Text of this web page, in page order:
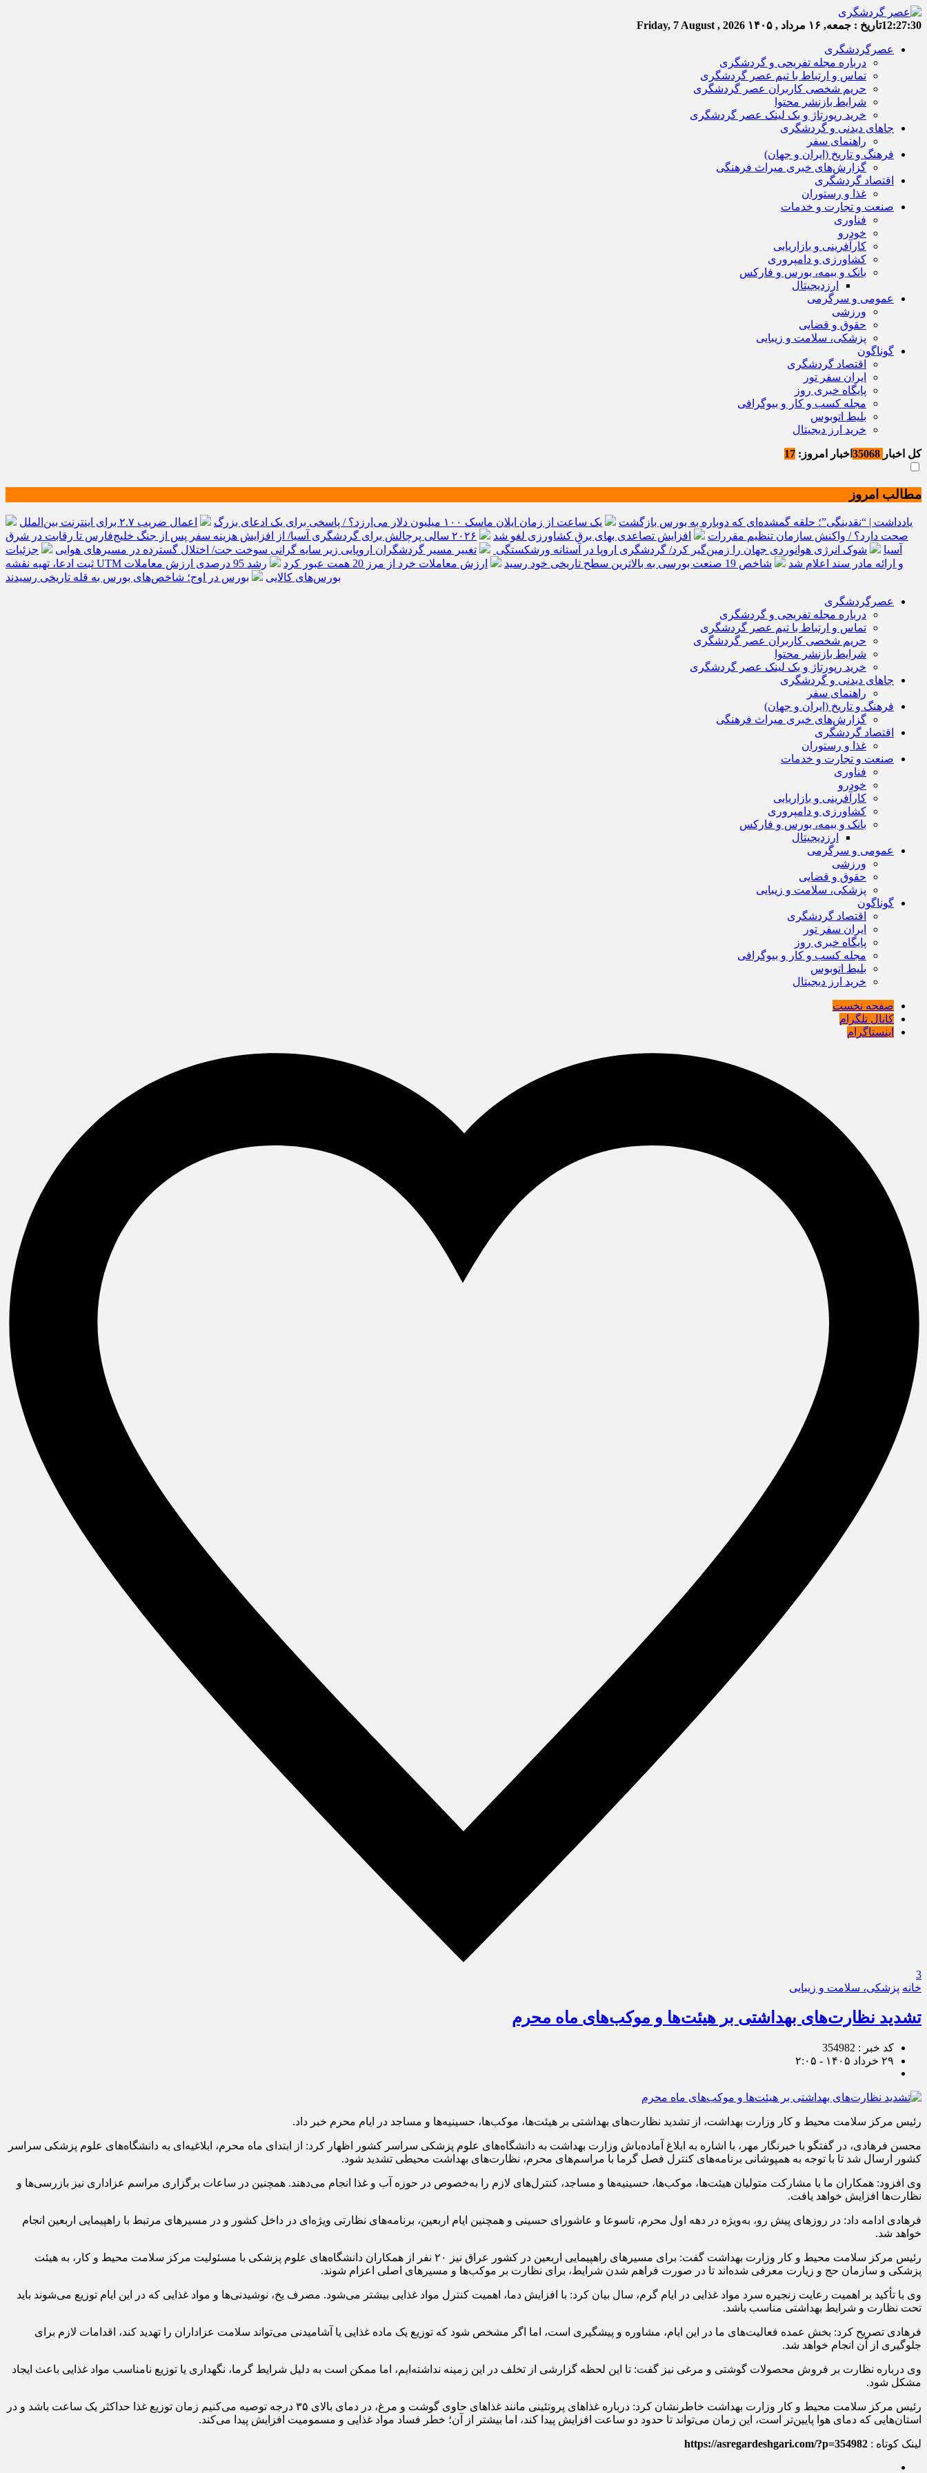
12:27:31تاریخ : جمعه, ۱۶ مرداد , ۱۴۰۵ Friday, 7 August , 2026
عصرگردشگری
درباره مجله تفریحی و گردشگری
تماس و ارتباط با تیم عصر گردشگری
حریم شخصی کاربران عصر گردشگری
شرایط بازنشر محتوا
خرید رپورتاژ و بک لینک عصر گردشگری
جاهای دیدنی و گردشگری
راهنمای سفر
فرهنگ و تاریخ (ایران و جهان)
گزارش‌های خبری میراث فرهنگی
اقتصاد گردشگری
غذا و رستوران
صنعت و تجارت و خدمات
فناوری
خودرو
کارآفرینی و بازاریابی
کشاورزی و دامپروری
بانک و بیمه، بورس و فارکس
ارزدیجیتال
عمومی و سرگرمی
ورزشی
حقوق و قضایی
پزشکی، سلامت و زیبایی
گوناگون
اقتصاد گردشگری
ایران سفر تور
پایگاه خبری روز
مجله کسب و کار و بیوگرافی
بلیط اتوبوس
خرید ارز دیجیتال
کل اخبار اخبار امروز: 17
مطالب امروز
یادداشت | “نقدینگی”؛ حلقه گمشده‌ای که دوباره به بورس بازگشت یک ساعت از زمان ایلان ماسک ۱۰۰ میلیون دلار می‌ارزد؟ / پاسخی برای یک ادعای بزرگ
اعمال ضریب ۲.۷ برای اینترنت بین‌الملل
صحت دارد؟ / واکنش سازمان تنظیم مقررات
افزایش تصاعدی بهای برق کشاورزی لغو شد
۲۰۲۶ سالی پرچالش برای گردشگری آسیا/ از افزایش هزینه سفر پس از جنگ خلیج‌فارس تا رقابت در شرق
آسیا
شوک انرژی هوانوردی جهان را زمین‌گیر کرد/ گردشگری اروپا در آستانه ورشکستگی تغییر مسیر گردشگران اروپایی زیر سایه گرانی سوخت جت/ اختلال گسترده در مسیرهای هوایی
جزئیات
ثبت ادعا، تهیه نقشه UTM و ارائه مادر سند اعلام شد
شاخص 19 صنعت بورسی به بالاترین سطح تاریخی خود رسید ارزش معاملات خرد از مرز 20 همت عبور کرد
رشد 95 درصدی ارزش معاملات
بورس‌های کالایی
بورس در اوج؛ شاخص‌های بورس به قله تاریخی رسیدند
عصرگردشگری
درباره مجله تفریحی و گردشگری
تماس و ارتباط با تیم عصر گردشگری
حریم شخصی کاربران عصر گردشگری
شرایط بازنشر محتوا
خرید رپورتاژ و بک لینک عصر گردشگری
جاهای دیدنی و گردشگری
راهنمای سفر
فرهنگ و تاریخ (ایران و جهان)
گزارش‌های خبری میراث فرهنگی
اقتصاد گردشگری
غذا و رستوران
صنعت و تجارت و خدمات
فناوری
خودرو
کارآفرینی و بازاریابی
کشاورزی و دامپروری
بانک و بیمه، بورس و فارکس
ارزدیجیتال
عمومی و سرگرمی
ورزشی
حقوق و قضایی
پزشکی، سلامت و زیبایی
گوناگون
اقتصاد گردشگری
ایران سفر تور
پایگاه خبری روز
مجله کسب و کار و بیوگرافی
بلیط اتوبوس
خرید ارز دیجیتال
صفحه نخست
کانال تلگرام
اینستاگرام
3
خانه پزشکی، سلامت و زیبایی
تشدید نظارت‌های بهداشتی بر هیئت‌ها و موکب‌های ماه محرم
کد خبر : 354982
۲۹ خرداد ۱۴۰۵ - ۲:۰۵
رئیس مرکز سلامت محیط و کار وزارت بهداشت، از تشدید نظارت‌های بهداشتی بر هیئت‌ها، موکب‌ها، حسینیه‌ها و مساجد در ایام محرم خبر داد.
محسن فرهادی، در گفتگو با خبرنگار مهر، با اشاره به ابلاغ آماده‌باش وزارت بهداشت به دانشگاه‌های علوم پزشکی سراسر کشور اظهار کرد: از ابتدای ماه محرم، ابلاغیه‌ای به دانشگاه‌های علوم پزشکی سراسر
کشور ارسال شد تا با توجه به همپوشانی برنامه‌های کنترل فصل گرما با مراسم‌های محرم، نظارت‌های بهداشت محیطی تشدید شود.
وی افزود: همکاران ما با مشارکت متولیان هیئت‌ها، موکب‌ها، حسینیه‌ها و مساجد، کنترل‌های لازم را به‌خصوص در حوزه آب و غذا انجام می‌دهند. همچنین در ساعات برگزاری مراسم عزاداری نیز بازرسی‌ها و
نظارت‌ها افزایش خواهد یافت.
فرهادی ادامه داد: در روزهای پیش رو، به‌ویژه در دهه اول محرم، تاسوعا و عاشورای حسینی و همچنین ایام اربعین، برنامه‌های نظارتی ویژه‌ای در داخل کشور و در مسیرهای مرتبط با راهپیمایی اربعین انجام
خواهد شد.
رئیس مرکز سلامت محیط و کار وزارت بهداشت گفت: برای مسیرهای راهپیمایی اربعین در کشور عراق نیز ۲۰ نفر از همکاران دانشگاه‌های علوم پزشکی با مسئولیت مرکز سلامت محیط و کار، به هیئت
پزشکی و سازمان حج و زیارت معرفی شده‌اند تا در صورت فراهم شدن شرایط، برای نظارت بر موکب‌ها و مسیرهای اصلی اعزام شوند.
وی با تأکید بر اهمیت رعایت زنجیره سرد مواد غذایی در ایام گرم، سال بیان کرد: با افزایش دما، اهمیت کنترل مواد غذایی بیشتر می‌شود. مصرف یخ، نوشیدنی‌ها و مواد غذایی که در این ایام توزیع می‌شوند باید
تحت نظارت و شرایط بهداشتی مناسب باشد.
فرهادی تصریح کرد: بخش عمده فعالیت‌های ما در این ایام، مشاوره و پیشگیری است، اما اگر مشخص شود که توزیع یک ماده غذایی یا آشامیدنی می‌تواند سلامت عزاداران را تهدید کند، اقدامات لازم برای
جلوگیری از آن انجام خواهد شد.
وی درباره نظارت بر فروش محصولات گوشتی و مرغی نیز گفت: تا این لحظه گزارشی از تخلف در این زمینه نداشته‌ایم، اما ممکن است به دلیل شرایط گرما، نگهداری یا توزیع نامناسب مواد غذایی باعث ایجاد
مشکل شود.
رئیس مرکز سلامت محیط و کار وزارت بهداشت خاطرنشان کرد: درباره غذاهای پروتئینی مانند غذاهای حاوی گوشت و مرغ، در دمای بالای ۳۵ درجه توصیه می‌کنیم زمان توزیع غذا حداکثر یک ساعت باشد و در
استان‌هایی که دمای هوا پایین‌تر است، این زمان می‌تواند تا حدود دو ساعت افزایش پیدا کند، اما بیشتر از آن؛ خطر فساد مواد غذایی و مسمومیت افزایش پیدا می‌کند.
لینک کوتاه : https://asregardeshgari.com/?p=354982